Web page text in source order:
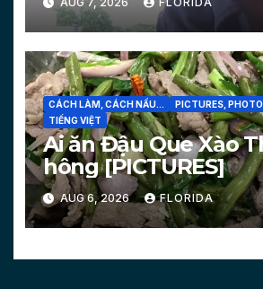
CÁCH LÀM, CÁCH NẤU...
PICTURES,
TIẾNG VIỆT
Ai ăn Đậu Que Xào
hông [PICTURES]
AUG 6, 2026 FLORIDA